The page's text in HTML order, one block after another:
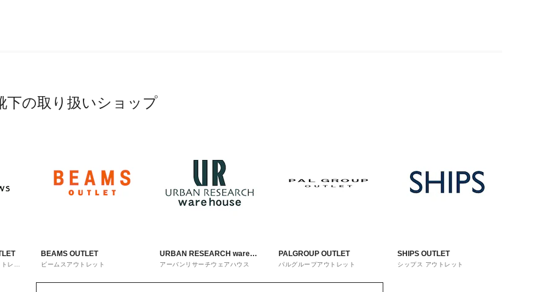
下の取り扱いショップ
レッ
BEAMS OUTLET
ビームスアウトレット
URBAN RESEARCH ware
house
アーバンリサーチウェアハウス
PALGROUP OUTLET
パルグループアウトレット
SHIPS OUTLET
シップス アウトレット